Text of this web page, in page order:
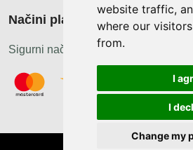
website traffic,
where our
from.
I
I
Change my
Načini plačanja
Sigurni načini plaćanja